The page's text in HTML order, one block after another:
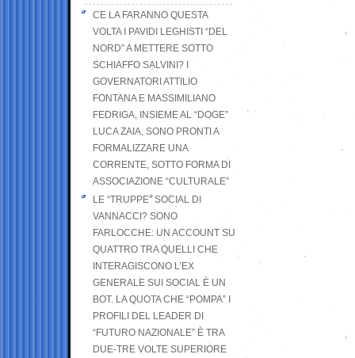
CE LA FARANNO QUESTA
VOLTA I PAVIDI LEGHISTI “DEL
NORD” A METTERE SOTTO
SCHIAFFO SALVINI? I
GOVERNATORI ATTILIO
FONTANA E MASSIMILIANO
FEDRIGA, INSIEME AL “DOGE”
LUCA ZAIA, SONO PRONTI A
FORMALIZZARE UNA
CORRENTE, SOTTO FORMA DI
ASSOCIAZIONE “CULTURALE”
LE “TRUPPE” SOCIAL DI
VANNACCI? SONO
FARLOCCHE: UN ACCOUNT SU
QUATTRO TRA QUELLI CHE
INTERAGISCONO L’EX
GENERALE SUI SOCIAL È UN
BOT. LA QUOTA CHE “POMPA” I
PROFILI DEL LEADER DI
“FUTURO NAZIONALE” È TRA
DUE-TRE VOLTE SUPERIORE